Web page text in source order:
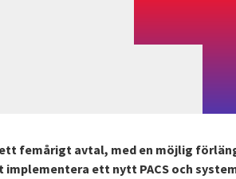
femårigt avtal, med en möjlig
ett nytt PACS och